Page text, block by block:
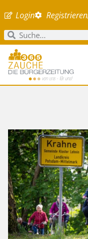
Login Registrieren